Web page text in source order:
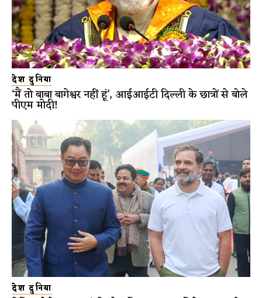
देश दुनिया
‘मैं तो बाबा बागेश्वर नहीं हूं’, आईआईटी दिल्ली के छात्रों से बोले
पीएम मोदी!
देश दुनिया